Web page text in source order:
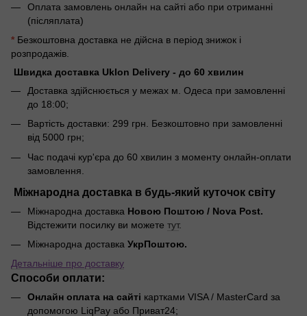
Оплата замовлень онлайн на сайті або при отриманні
(післяплата)
* Безкоштовна доставка не дійсна в період знижок і
розпродажів.
Швидка доставка Uklon Delivery - до 60 хвилин
Доставка здійснюється у межах м. Одеса при замовленні
до 18:00;
Вартість доставки: 299 грн. Безкоштовно при замовленні
від 5000 грн;
Час подачі кур'єра до 60 хвилин з моменту онлайн-оплати
замовлення.
Міжнародна доставка в будь-який куточок світу
Міжнародна доставка Новою Поштою / Nova Post.
Відстежити посилку ви можете тут.
Міжнародна доставка УкрПоштою.
Детальніше про доставку
Способи оплати:
Онлайн оплата на сайті картками VISA / MasterCard за
допомогою LiqPay або Приват24;